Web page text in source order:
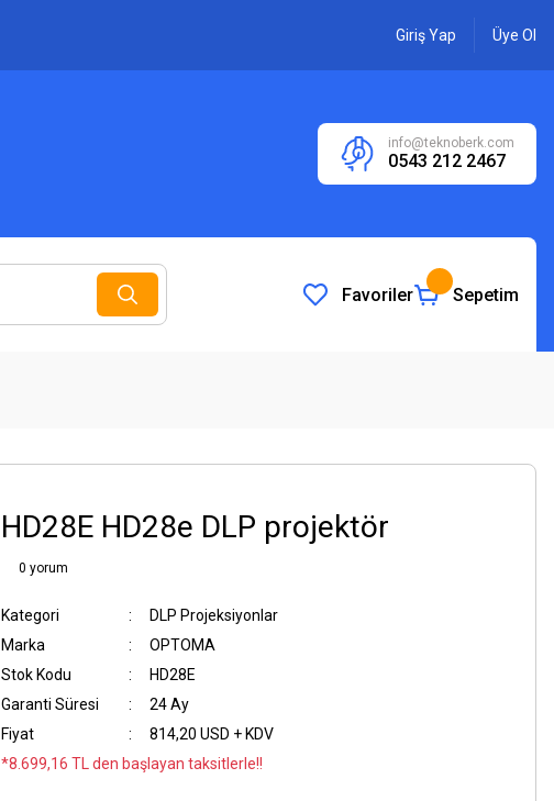
Giriş Yap Üye Ol
info@teknoberk.com
0543 212 2467
Favoriler Sepetim
HD28E HD28e DLP projektör
0 yorum
Kategori
DLP Projeksiyonlar
Marka
OPTOMA
Stok Kodu
HD28E
Garanti Süresi
24 Ay
Fiyat
814,20 USD + KDV
*8.699,16 TL den başlayan taksitlerle!!